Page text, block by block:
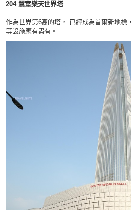
204 蠶室樂天世界塔
作為世界第6高的塔， 已經成為首爾新地標
等設施應有盡有。